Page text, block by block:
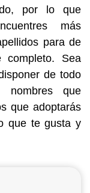
por lo que
más
para de
Sea
de todo
nombres que
que adoptarás
que te gusta y